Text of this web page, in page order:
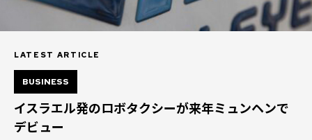
LATEST ARTICLE
BUSINESS
イスラエル発のロボタクシーが来年ミュンヘンで
デビュー